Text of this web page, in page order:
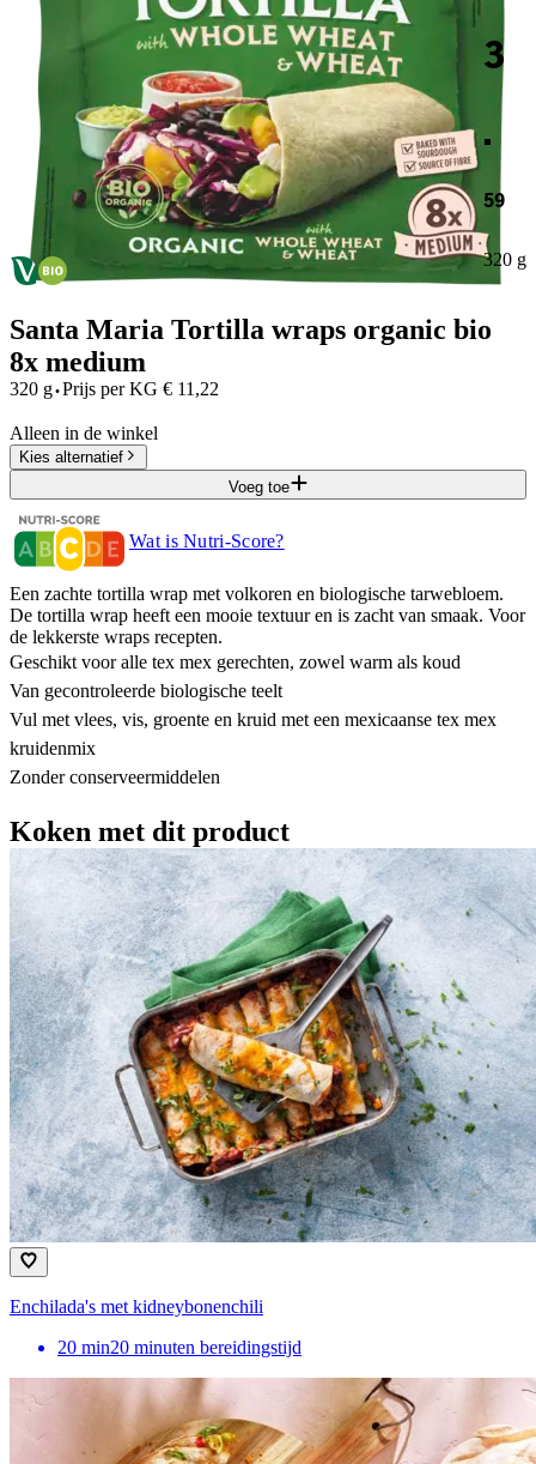
3
.
59
320 g
Santa Maria Tortilla wraps organic bio
8x medium
320 g·Prijs per KG € 11,22
Alleen in de winkel
Kies alternatief
Voeg toe
Wat is Nutri-Score?
Een zachte tortilla wrap met volkoren en biologische tarwebloem.
De tortilla wrap heeft een mooie textuur en is zacht van smaak. Voor
de lekkerste wraps recepten.
Geschikt voor alle tex mex gerechten, zowel warm als koud
Van gecontroleerde biologische teelt
Vul met vlees, vis, groente en kruid met een mexicaanse tex mex
kruidenmix
Zonder conserveermiddelen
Koken met dit product
Enchilada's met kidneybonenchili
20 min20 minuten bereidingstijd